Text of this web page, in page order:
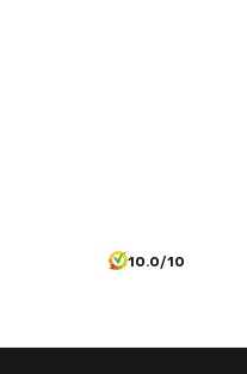
10.0/10